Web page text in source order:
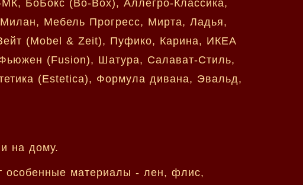
БоБокс (Bo-Box), Аллегро-Классика,
Мебель Прогресс, Мирта, Ладья,
(Mobel & Zeit), Пуфико, Карина, ИКЕА
(Fusion), Шатура, Салават-Стиль,
(Estetica), Формула дивана, Эвальд,
на дому.
особенные материалы - лен, флис,